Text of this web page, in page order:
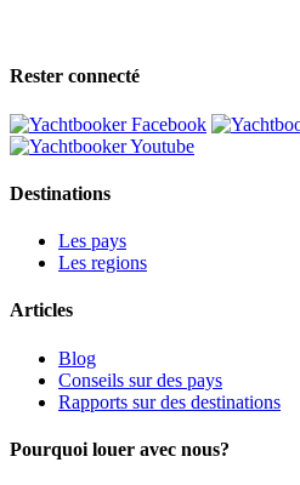
Rester connecté
Destinations
Les pays
Les regions
Articles
Blog
Conseils sur des pays
Rapports sur des destinations
Pourquoi louer avec nous?